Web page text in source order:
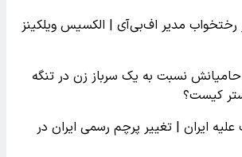
مدیر اف‌بی‌آی | الکسیس ویلکینز
نسبت به یک سرباز زن در تنگه
کیست؟
ایران | تغییر پرچم رسمی ایران در